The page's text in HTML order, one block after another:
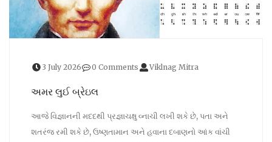
3 July 2026 0 Comments Viklnag Mitra
અમર લુઈ બ્રેઇલ
આજે વિજ્ઞાનની મદદથી પ્રજ્ઞાચક્ષુ વ્નાચી લખી શકે છે, પતા અને
શતરંજ રમી શકે છે, ઉષ્ણતામાન અને હવાના દબાણનો આંક વાંચી